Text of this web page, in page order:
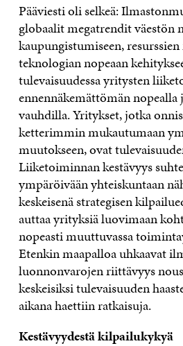
Pääviesti oli selkeä:
globaalit megatrendit väestön
kaupungistumiseen,
teknologian nopeaan
tulevaisuudessa yritysten
ennennäkemättömän
vauhdilla. Yritykset, jotka
ketterimmin mukautumaan
muutokseen, ovat
Liiketoiminnan kestävyys
ympäröivään yhteiskuntaan
keskeisenä strategisen
auttaa yrityksiä luovimaan
nopeasti muuttuvassa
Etenkin maapalloa uhkaavat
luonnonvarojen riittävyys
keskeisiksi tulevaisuuden
aikana haettiin ratkaisuja.
Kestävyydestä kilpailukykyä